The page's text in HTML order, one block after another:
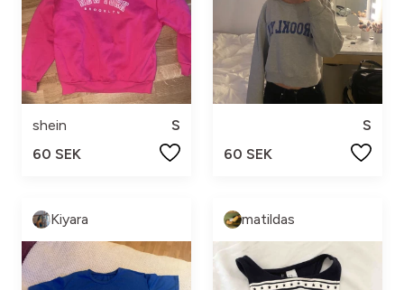
shein
S
60 SEK
S
60 SEK
Kiyara matildas